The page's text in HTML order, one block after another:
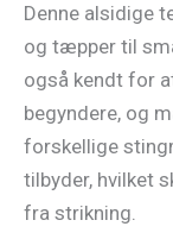
Denne alsidige
og tæpper til
også kendt for
begyndere, og
forskellige
tilbyder, hvilket
fra strikning.